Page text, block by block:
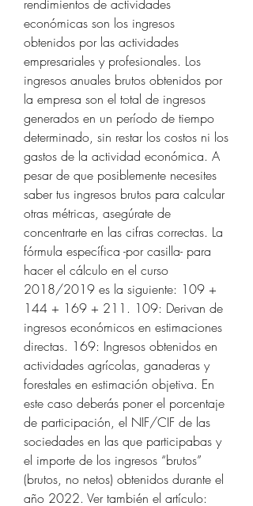
rendimientos de actividades
económicas son los ingresos
obtenidos por las actividades
empresariales y profesionales. Los
ingresos anuales brutos obtenidos por
la empresa son el total de ingresos
generados en un período de tiempo
determinado, sin restar los costos ni los
gastos de la actividad económica. A
pesar de que posiblemente necesites
saber tus ingresos brutos para calcular
otras métricas, asegúrate de
concentrarte en las cifras correctas. La
fórmula específica -por casilla- para
hacer el cálculo en el curso
2018/2019 es la siguiente: 109 +
144 + 169 + 211. 109: Derivan de
ingresos económicos en estimaciones
directas. 169: Ingresos obtenidos en
actividades agrícolas, ganaderas y
forestales en estimación objetiva. En
este caso deberás poner el porcentaje
de participación, el NIF/CIF de las
sociedades en las que participabas y
el importe de los ingresos “brutos”
(brutos, no netos) obtenidos durante el
año 2022. Ver también el artículo: